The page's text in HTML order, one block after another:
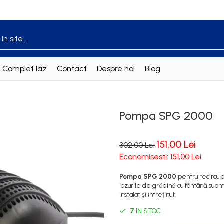
Complet Iaz Contact Despre noi Blog
Pompa SPG 2000
302,00 Lei 151,00 Lei
Economisesti: 151,00 Lei
Pompa SPG 2000 pentru
iazurile de grădină cu fântână
instalat și întreținut.
7 IN STOC